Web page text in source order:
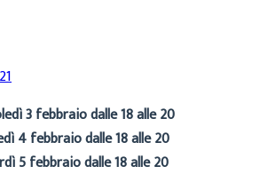
3 febbraio dalle 18 alle 20
4 febbraio dalle 18 alle 20
5 febbraio dalle 18 alle 20